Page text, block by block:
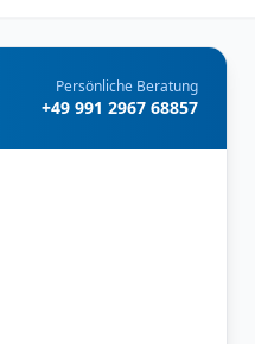
Persönliche Beratung
+49 991 2967 68857